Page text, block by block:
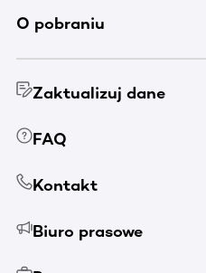
O pobraniu
Zaktualizuj dane
FAQ
Kontakt
Biuro prasowe